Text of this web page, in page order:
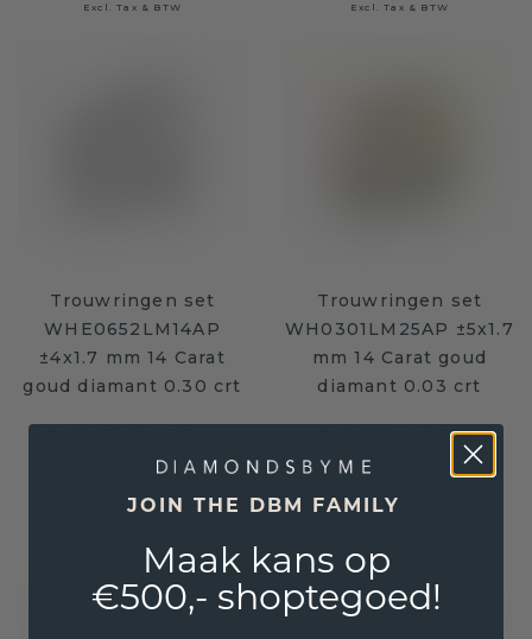
Excl. Tax & BTW Excl. Tax & BTW
Trouwringen set
WHE0652LM14AP
±4x1.7 mm 14 Carat
goud diamant 0.30 crt
Excl. Tax & BTW
Trouwringen set
WH0301LM25AP ±5x1.7
mm 14 Carat goud
diamant 0.03 crt
€ 2.740,-
Excl. Tax & BTW
Ecologisch verantwoorde sieraden
JOIN THE DBM FAMILY
Maak kans op
€500,- shoptegoed!